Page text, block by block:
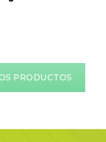
PRODUCTOS